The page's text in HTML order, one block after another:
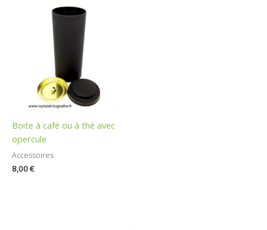
Boite à café ou à thé avec
opercule
Accessoires
8,00€